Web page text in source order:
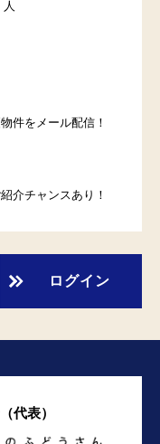
人
件をメール配信！
介チャンスあり！
ログイン
代表）